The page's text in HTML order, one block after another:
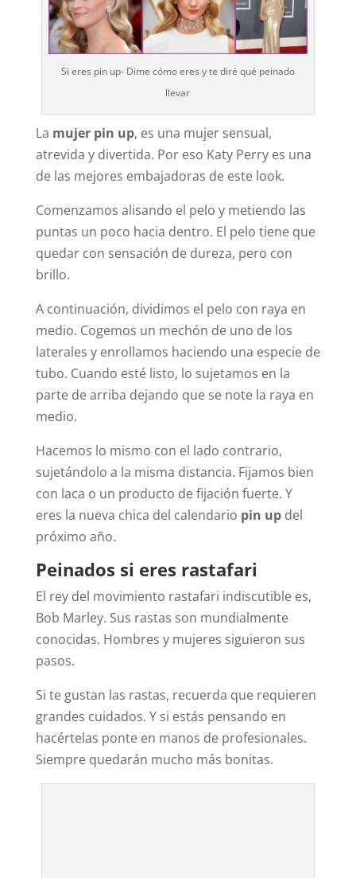
Si eres pin up- Dime cómo eres y te diré qué peinado
llevar
La mujer pin up, es una mujer sensual,
atrevida y divertida. Por eso Katy Perry es una
de las mejores embajadoras de este look.
Comenzamos alisando el pelo y metiendo las
puntas un poco hacia dentro. El pelo tiene que
quedar con sensación de dureza, pero con
brillo.
A continuación, dividimos el pelo con raya en
medio. Cogemos un mechón de uno de los
laterales y enrollamos haciendo una especie de
tubo. Cuando esté listo, lo sujetamos en la
parte de arriba dejando que se note la raya en
medio.
Hacemos lo mismo con el lado contrario,
sujetándolo a la misma distancia. Fijamos bien
con laca o un producto de fijación fuerte. Y
eres la nueva chica del calendario pin updel
próximo año.
Peinados si eres rastafari
El rey del movimiento rastafari indiscutible es,
Bob Marley. Sus rastas son mundialmente
conocidas. Hombres y mujeres siguieron sus
pasos.
Si te gustan las rastas, recuerda que requieren
grandes cuidados. Y si estás pensando en
hacértelas ponte en manos de profesionales.
Siempre quedarán mucho más bonitas.